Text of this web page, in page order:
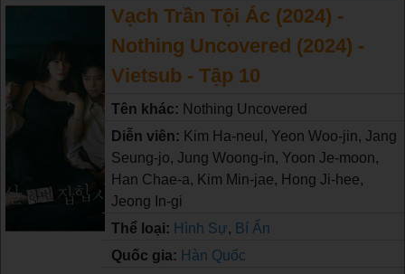
Vạch Trần Tội Ác (2024) -
Nothing Uncovered (2024) -
Vietsub - Tập 10
Tên khác: Nothing Uncovered
Diễn viên: Kim Ha-neul, Yeon Woo-jin, Jang
Seung-jo, Jung Woong-in, Yoon Je-moon,
Han Chae-a, Kim Min-jae, Hong Ji-hee,
Jeong In-gi
Thể loại: Hình Sự, Bí Ẩn
Quốc gia: Hàn Quốc